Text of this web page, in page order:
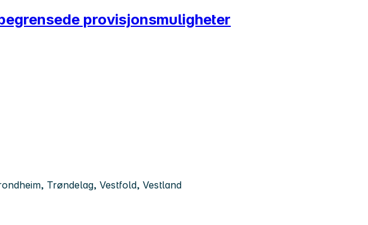
provisjonsmuligheter
Trøndelag, Vestfold, Vestland